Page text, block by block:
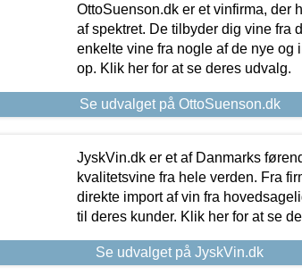
OttoSuenson.dk er et vinfirma, der
af spektret. De tilbyder dig vine fra
enkelte vine fra nogle af de nye og
op. Klik her for at se deres udvalg.
Se udvalget på OttoSuenson.dk
JyskVin.dk er et af Danmarks
kvalitetsvine fra hele verden. Fra
direkte import af vin fra
til deres kunder. Klik her for at se
Se udvalget på JyskVin.dk